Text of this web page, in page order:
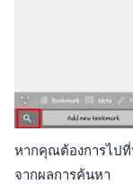
หากคุณต้องการไป
จากผลการค้นหา